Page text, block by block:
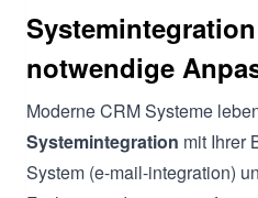
notwendige
Moderne CRM Systeme
Systemintegration mit Ihrer
System (e-mail-integration)